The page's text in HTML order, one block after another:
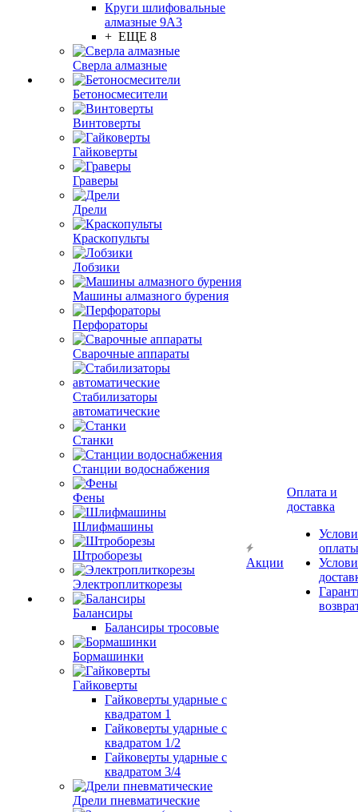
Круги шлифовальные
алмазные 9А3
+ ЕЩЕ 8
Сверла алмазные
Бетоносмесители
Винтоверты
Гайковерты
Граверы
Дрели
Краскопульты
Лобзики
Машины алмазного бурения
Перфораторы
Сварочные аппараты
Стабилизаторы
автоматические
Станки
Станции водоснабжения
Фены
Шлифмашины
Штроборезы
Электроплиткорезы
Балансиры
Балансиры тросовые
Бормашинки
Гайковерты
Гайковерты ударные с
квадратом 1
Гайковерты ударные с
квадратом 1/2
Гайковерты ударные с
квадратом 3/4
Дрели пневматические
Акции
Оплата и
доставка
оплаты